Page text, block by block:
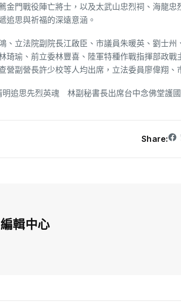
金門戰役陣亡將士，以及太武山忠烈祠、海龍
追思與祈福的深遠意涵。
、立法院副院長江啟臣、市議員朱暖英、劉士
琦瑜、前立委林豐喜、陸軍特種作戰指揮部政
營副營長許少校等人均出席，立法委員廖偉翔、
明追思先烈英魂 林副秘書長出席台中念佛堂護
Share:
編輯中心